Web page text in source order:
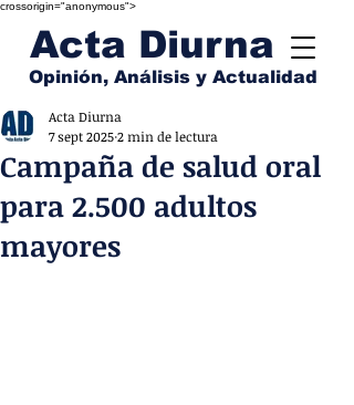
crossorigin="anonymous">
Acta Diurna
Opinión, Análisis y Actualidad
Campaña de salud oral
para 2.500 adultos
mayores
Acta Diurna
7 sept 20252 min de lectura